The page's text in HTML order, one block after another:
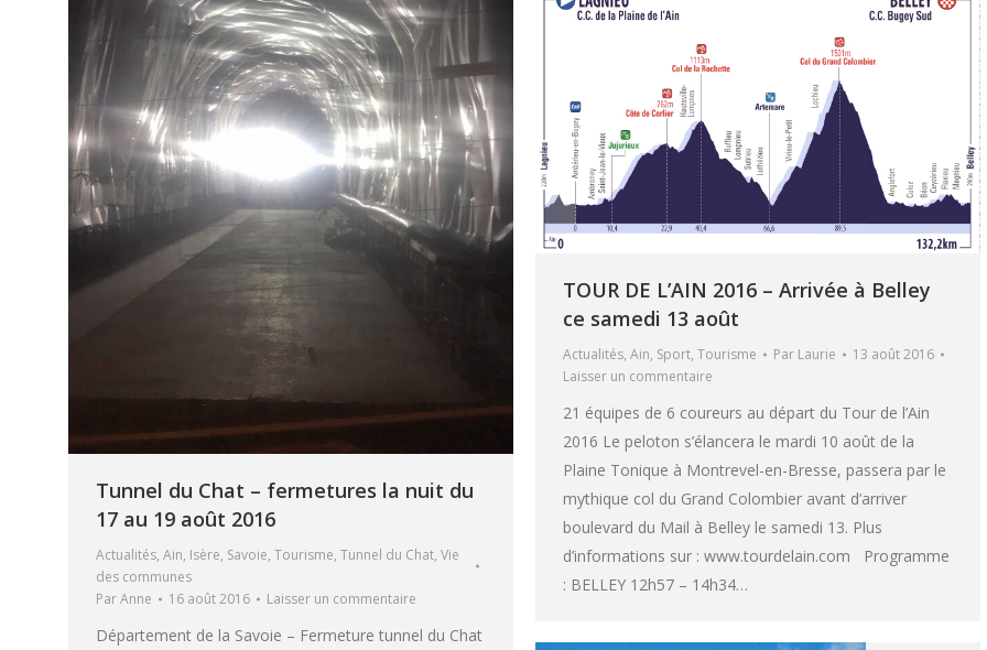
Tunnel du Chat – fermetures la nuit du
17 au 19 août 2016
Actualités, Ain, Isère, Savoie, Tourisme, Tunnel du Chat, Vie
des communes
ParAnne 16 août 2016 Laisser un commentaire
Département de la Savoie – Fermeture tunnel du Chat
TOUR DE L’AIN 2016 – Arrivée à Belley
ce samedi 13 août
Actualités, Ain, Sport, Tourisme Par Laurie
13 août 2016
Laisser un commentaire
21 équipes de 6 coureurs au départ du Tour de l’Ain
2016 Le peloton s’élancera le mardi 10 août de la
Plaine Tonique à Montrevel-en-Bresse, passera par le
mythique col du Grand Colombier avant d’arriver
boulevard du Mail à Belley le samedi 13. Plus
d’informations sur : www.tourdelain.com Programme
: BELLEY 12h57 – 14h34…